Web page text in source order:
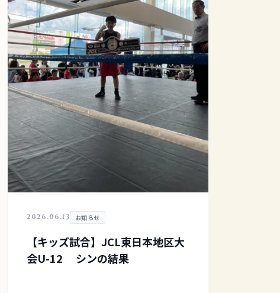
2026.06.13 お知らせ
【キッズ試合】JCL東日本地区大
会U-12 シンの結果